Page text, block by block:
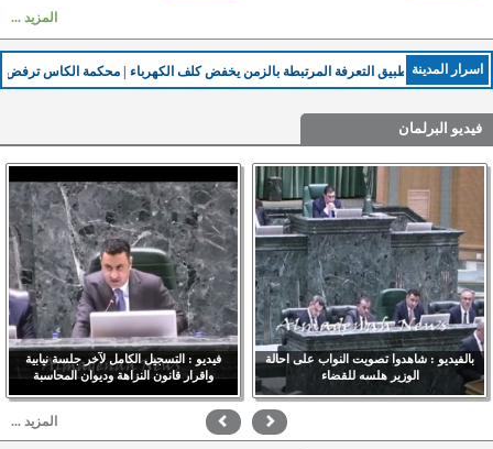
المزيد ...
اسرار المدينة
تطبيق التعرفة المرتبطة بالزمن يخفض كلف الكهرباء | محكمة الكاس ترفض استئناف الرمثا بشأن قضية شرارة | عمان تفوز بمنحة في يوم اللاجئ العالمي | بدء صرف رواتب
فيديو البرلمان
فيديو : التسجيل الكامل لآخر جلسة نيابية
واقرار قانون النزاهة وديوان المحاسبة
بالفيديو : شاهدوا تصويت النواب على احالة
الوزير هلسه للقضاء
المزيد ...